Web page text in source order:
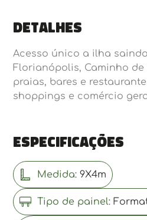
Detalhes
Acesso único a ilha
Florianópolis, Caminho
praias, bares e
shoppings e comércio
Especificações
Medida: 9X4m
Tipo de painel: